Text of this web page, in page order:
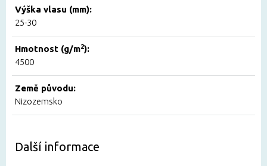
Výška vlasu (mm):
25-30
Hmotnost (g/m2):
4500
Země původu:
Nizozemsko
Další informace